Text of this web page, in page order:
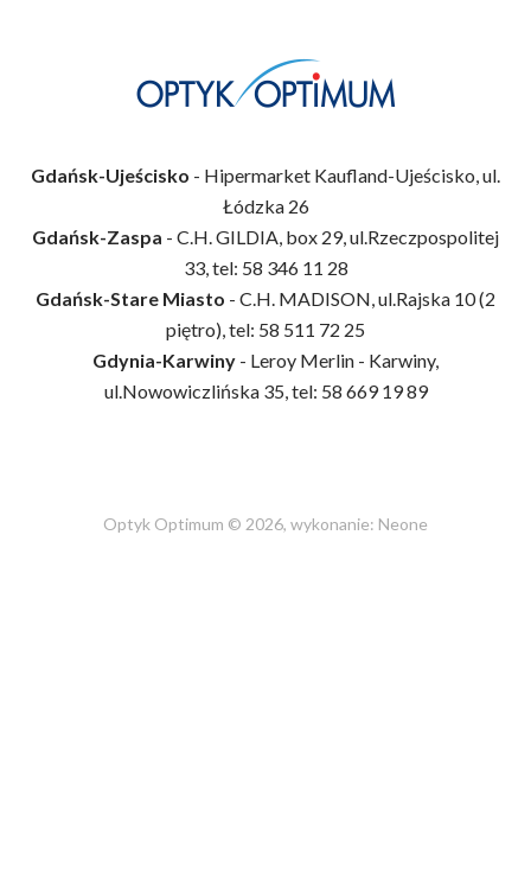
Gdańsk-Ujeścisko - Hipermarket Kaufland-Ujeścisko, ul.
Łódzka 26
Gdańsk-Zaspa - C.H. GILDIA, box 29, ul.Rzeczpospolitej
33, tel: 58 346 11 28
Gdańsk-Stare Miasto - C.H. MADISON, ul.Rajska 10 (2
piętro), tel: 58 511 72 25
Gdynia-Karwiny - Leroy Merlin - Karwiny,
ul.Nowowiczlińska 35, tel: 58 669 19 89
Optyk Optimum © 2026, wykonanie: Neone